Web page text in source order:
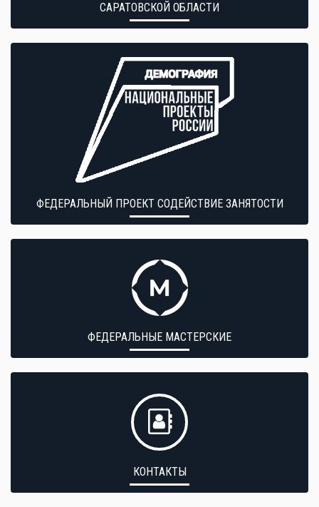
САРАТОВСКОЙ ОБЛАСТИ
ФЕДЕРАЛЬНЫЙ ПРОЕКТ СОДЕЙСТВИЕ ЗАНЯТОСТИ
ФЕДЕРАЛЬНЫЕ МАСТЕРСКИЕ
КОНТАКТЫ